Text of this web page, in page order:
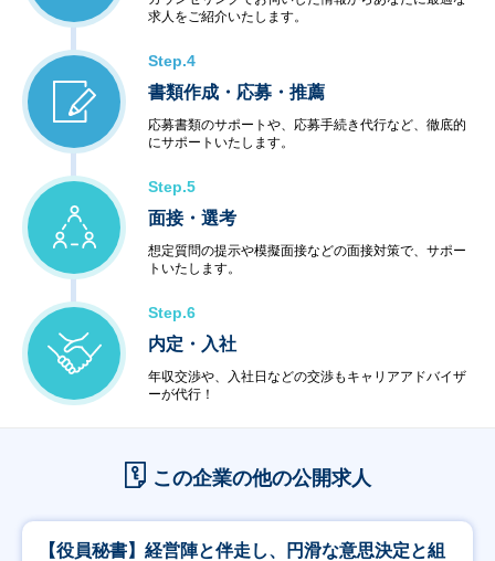
求人をご紹介いたします。
Step.4
書類作成・応募・推薦
応募書類のサポートや、応募手続き代行など、徹底的
にサポートいたします。
Step.5
面接・選考
想定質問の提示や模擬面接などの面接対策で、サポー
トいたします。
Step.6
内定・入社
年収交渉や、入社日などの交渉もキャリアアドバイザ
ーが代行！
この企業の他の公開求人
【役員秘書】経営陣と伴走し、円滑な意思決定と組